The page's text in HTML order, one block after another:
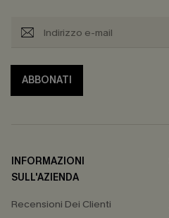
ABBONATI
INFORMAZIONI
SULL'AZIENDA
Recensioni Dei Clienti